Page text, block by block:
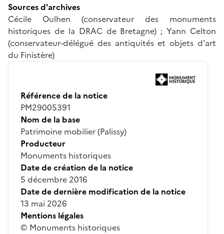
Sources d'archives
Cécile Oulhen (conservateur des monuments
historiques de la DRAC de Bretagne) ; Yann Celton
(conservateur-délégué des antiquités et objets d'art
du Finistère)
Référence de la notice
PM29005391
Nom de la base
Patrimoine mobilier (Palissy)
Producteur
Monuments historiques
Date de création de la notice
5 décembre 2016
Date de dernière modification de la notice
13 mai 2026
Mentions légales
© Monuments historiques